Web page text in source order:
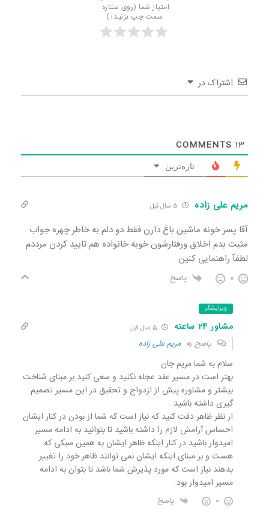
امتیاز شما (روی ستاره
سمت چپ بزنید↓)
اشتراک در
13
تازه‌ترین
مریم علی زاده
آقا پسر خونه ماشین باغ دارن فقط دو دلم به خاطر چهره جواب
مثبت بدم اخلاق ورفتارشون خوبه خانواده هم تایید کردن مرددم
لطفآ راهنمایی کنین
0 پاسخ
ویرایشگر
مشاور 24 ساعته
پاسخ به مریم علی زاده
سلام به شما مریم جان
بهتر است در مسیر عقد عجله نکنید و سعی کنید بر مبنای شناخت
بیشتر و مشاوره پیش از ازدواج و تحقیق در این مسیر تصمیم
گیری داشته باشید .
از نظر ظاهر دقت کنید که نیاز است که شما از بودن در کنار ایشان
احساس آرامش لازم را داشته باشید تا بتوانید به ادامه مسیر
امیدوار باشید در کنار اینکه ظاهر ایشان به همین سبکی که
هست و بر مبنای اینکه ایشان نمی توانند ظاهر خود را تغییر
بدهند نیاز است که مورد پذیرش شما باشد تا بتوان به ادامه
مسیر امیدوار بود.
0 پاسخ